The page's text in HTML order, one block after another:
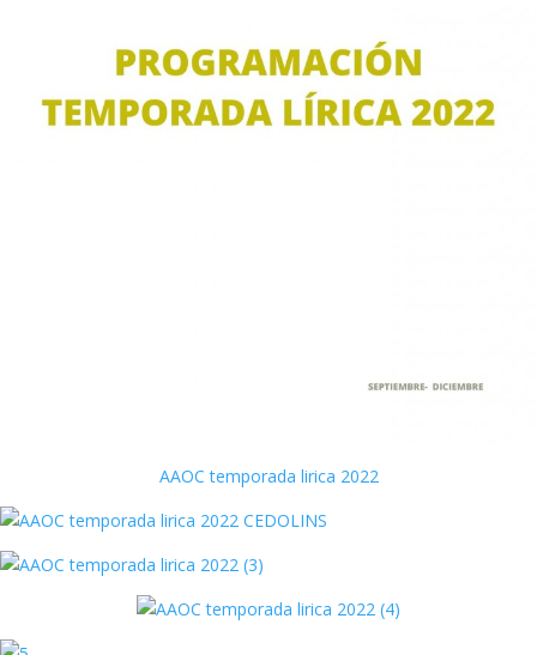
AAOC temporada lirica 2022